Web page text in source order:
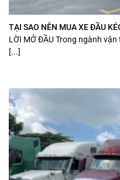
TẠI SAO NÊN MUA XE ĐẦU
LỜI MỞ ĐẦU Trong ngành
[...]